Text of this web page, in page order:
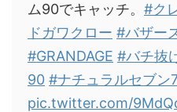
ム90でキャッチ。 #ク
ドガワクロー #バザー
#GRANDAGE #バチ抜
90 #ナチュラルセブン
pic.twitter.com/